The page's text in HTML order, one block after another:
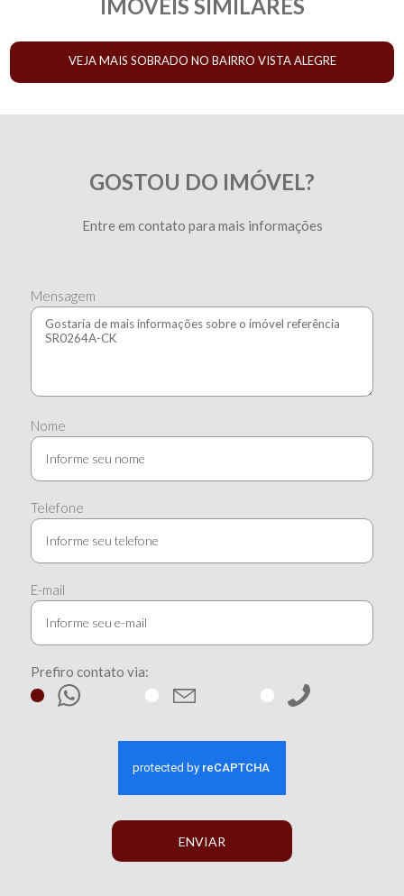
IMÓVEIS SIMILARES
VEJA MAIS SOBRADO NO BAIRRO VISTA ALEGRE
GOSTOU DO IMÓVEL?
Entre em contato para mais informações
Mensagem
Nome
Telefone
E-mail
Prefiro contato via:
ENVIAR